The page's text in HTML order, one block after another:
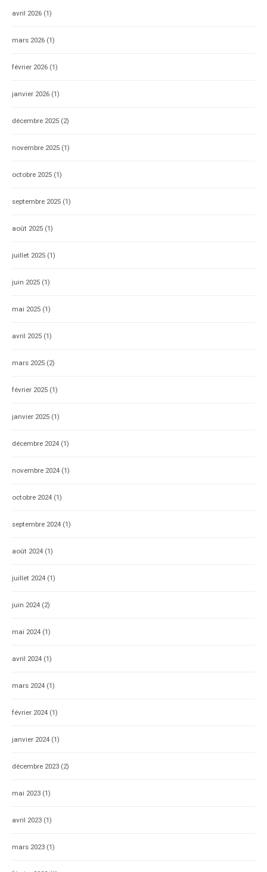
avril 2026 (1)
mars 2026 (1)
février 2026 (1)
janvier 2026 (1)
décembre 2025 (2)
novembre 2025 (1)
octobre 2025 (1)
septembre 2025 (1)
août 2025 (1)
juillet 2025 (1)
juin 2025 (1)
mai 2025 (1)
avril 2025 (1)
mars 2025 (2)
février 2025 (1)
janvier 2025 (1)
décembre 2024 (1)
novembre 2024 (1)
octobre 2024 (1)
septembre 2024 (1)
août 2024 (1)
juillet 2024 (1)
juin 2024 (2)
mai 2024 (1)
avril 2024 (1)
mars 2024 (1)
février 2024 (1)
janvier 2024 (1)
décembre 2023 (2)
mai 2023 (1)
avril 2023 (1)
mars 2023 (1)